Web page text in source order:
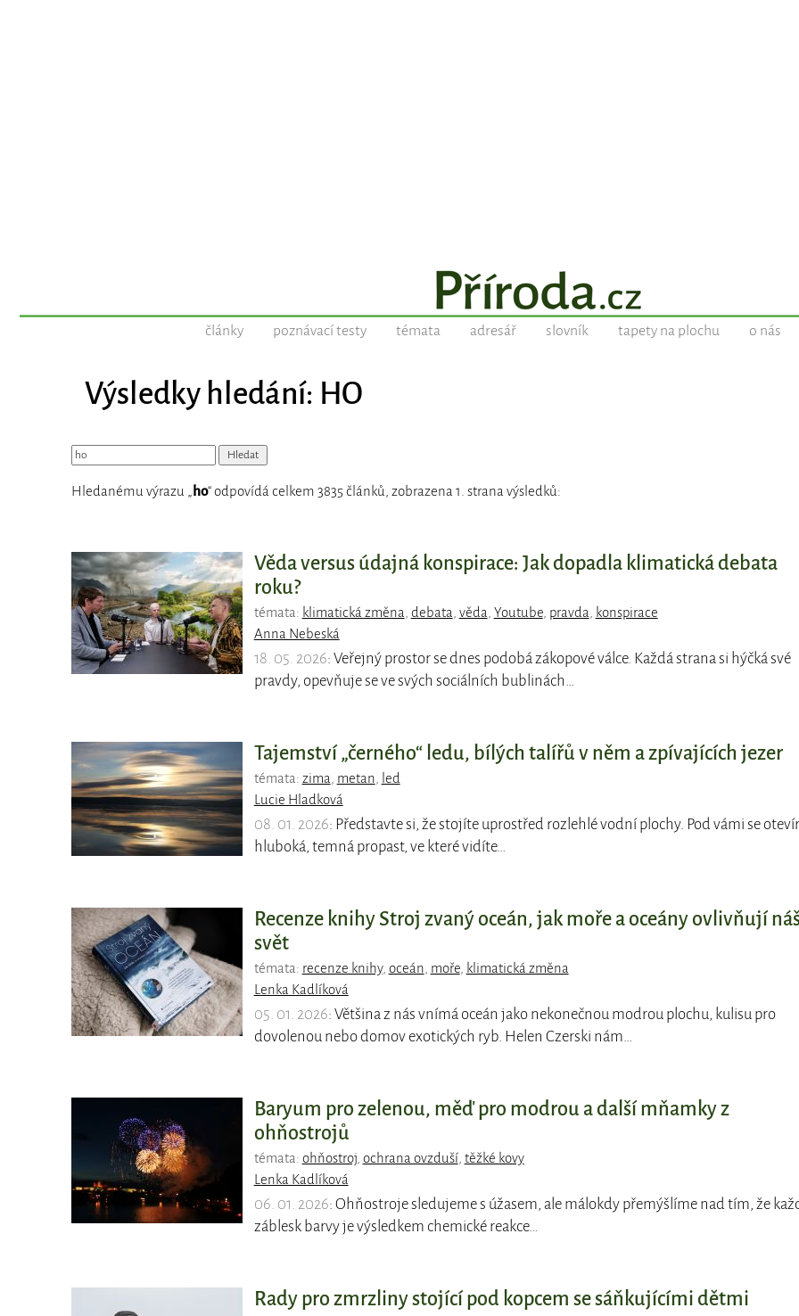
články poznávací testy témata adresář slovník tapety na plochu o nás
Výsledky hledání: HO
Hledanému výrazu „ ho“ odpovídá celkem 3835 článků, zobrazena 1. strana výsledků:
Věda versus údajná konspirace: Jak dopadla klimatická debata
roku?
témata: klimatická změna debata věda Youtube, pravda
konspirace
Anna Nebeská
18. 05. 2026: Veřejný prostor se dnes podobá zákopové válce. Každá strana si hýčká své
pravdy, opevňuje se ve svých sociálních bublinách…
Tajemství „černého“ ledu, bílých talířů v něm a zpívajících jezer
témata: zima metan
led
Lucie Hladková
08. 01. 2026: Představte si, že stojíte uprostřed rozlehlé vodní plochy. Pod vámi se
hluboká, temná propast, ve které vidíte…
Recenze knihy Stroj zvaný oceán, jak moře a oceány ovlivňují
svět
témata: recenze knihy, oceán moře,
klimatická změna
Lenka Kadlíková
05. 01. 2026: Většina z nás vnímá oceán jako nekonečnou modrou plochu, kulisu pro
dovolenou nebo domov exotických ryb. Helen Czerski nám…
Baryum pro zelenou, měď pro modrou a další mňamky z
ohňostrojů
témata: ohňostroj, ochrana ovzduší, těžké kovy
Lenka Kadlíková
06. 01. 2026: Ohňostroje sledujeme s úžasem, ale málokdy přemýšlíme nad tím, že
záblesk barvy je výsledkem chemické reakce…
Rady pro zmrzliny stojící pod kopcem se sáňkujícími dětmi